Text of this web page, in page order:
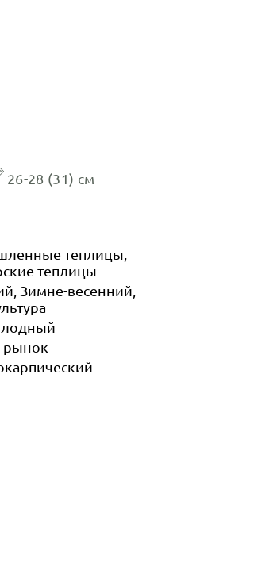
26-28 (31) см
теплицы,
теплицы
Зимне-весенний,
рынок